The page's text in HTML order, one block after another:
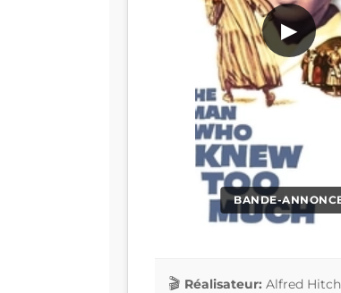
BANDE-
▶
Réalisateur: Alfred